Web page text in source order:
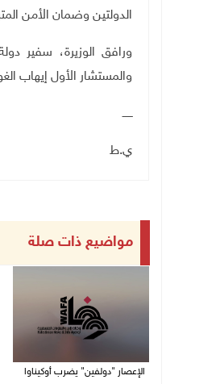
الدولتين وضمان الأمن
ورافق الوزيرة، سفير
والمستشار الأول إيهاب
ــــــ
ي.ط
مواضيع ذات صلة
الإعصار "دولفين" يضرب أوكيناوا